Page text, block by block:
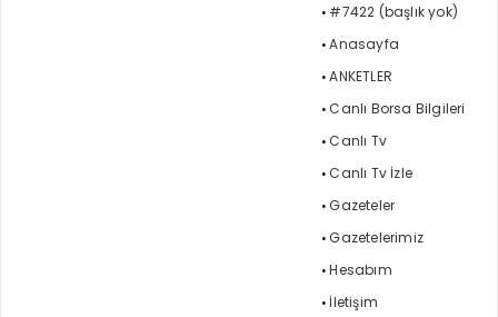
#7422 (başlık yok)
Anasayfa
ANKETLER
Canlı Borsa Bilgileri
Canlı Tv
Canlı Tv İzle
Gazeteler
Gazetelerimiz
Hesabım
İletişim